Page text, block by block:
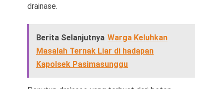
drainase.
Berita Selanjutnya Warga Keluhkan
Masalah Ternak Liar di hadapan
Kapolsek Pasimasunggu